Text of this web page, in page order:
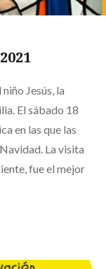
Jesús, la
El sábado 18
en las que las
La visita
fue el mejor